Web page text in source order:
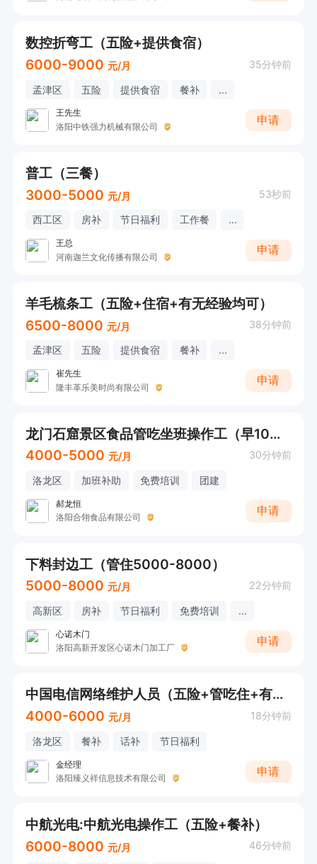
数控折弯工（五险+提供食宿）
6000-9000 元/月 35分钟前
孟津区 五险 提供食宿 餐补 ...
王先生
洛阳中铁强力机械有限公司
申请
普工（三餐）
3000-5000 元/月 53秒前
西工区 房补 节日福利 工作餐 ...
王总
河南迦兰文化传播有限公司
申请
羊毛梳条工（五险+住宿+有无经验均可）
6500-8000 元/月 38分钟前
孟津区 五险 提供食宿 餐补 ...
崔先生
隆丰革乐美时尚有限公司
申请
龙门石窟景区食品管吃坐班操作工（早10晚7+管吃）
4000-5000 元/月 30分钟前
洛龙区 加班补助 免费培训 团建
郝龙恒
洛阳合翎食品有限公司
申请
下料封边工（管住5000-8000）
5000-8000 元/月 22分钟前
高新区 房补 节日福利 免费培训 ...
心诺木门
洛阳高新开发区心诺木门加工厂
申请
中国电信网络维护人员（五险+管吃住+有无经验均可）
4000-6000 元/月 18分钟前
洛龙区 餐补 话补 节日福利
金经理
洛阳臻义祥信息技术有限公司
申请
中航光电:中航光电操作工（五险+餐补）
6000-8000 元/月 46分钟前